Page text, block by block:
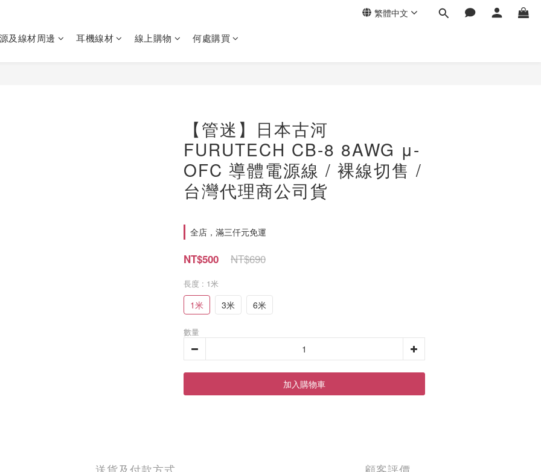
繁體中文
及線材周邊 耳機線材 線上購物 何處購買
【管迷】日本古河
FURUTECH CB-8 8AWG μ-
OFC 導體電源線 / 裸線切售 /
台灣代理商公司貨
全店，滿三仟元免運
NT$690
NT$500
長度 : 1米
1米 3米 6米
數量
加入購物車